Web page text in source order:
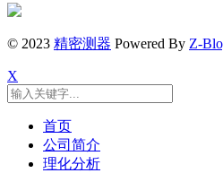
© 2023 精密测器 Powered By Z-
X
首页
公司简介
理化分析